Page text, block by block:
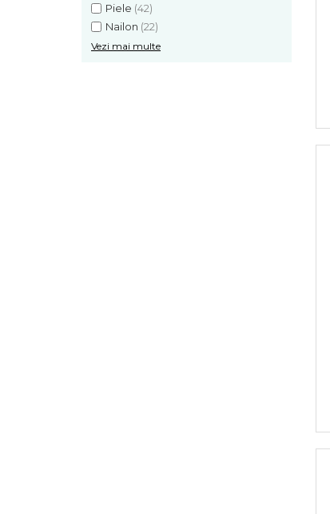
Piele (42)
Nailon (22)
Vezi mai multe